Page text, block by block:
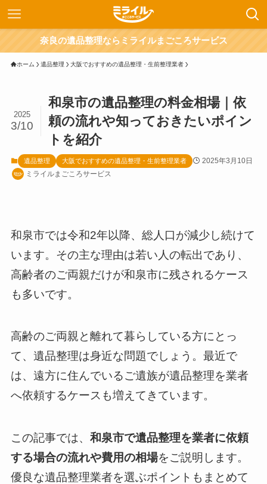
奈良の遺品整理ならミライルまごころサービス
ホーム 遺品整理 大阪でおすすめの遺品整理・生前整理業者
和泉市の遺品整理の料金相場｜依
頼の流れや知っておきたいポイン
トを紹介
2025
3/10
遺品整理 大阪でおすすめの遺品整理・生前整理業者
2025年3月10日
ミライルまごころサービス
和泉市では令和2年以降、総人口が減少し続けて
います。その主な理由は若い人の転出であり、
高齢者のご両親だけが和泉市に残されるケース
も多いです。
高齢のご両親と離れて暮らしている方にとっ
て、遺品整理は身近な問題でしょう。最近で
は、遠方に住んでいるご遺族が遺品整理を業者
へ依頼するケースも増えてきています。
この記事では、 和泉市で遺品整理を業者に依頼
する場合の流れや費用の相場をご説明します。
優良な遺品整理業者を選ぶポイントもまとめて